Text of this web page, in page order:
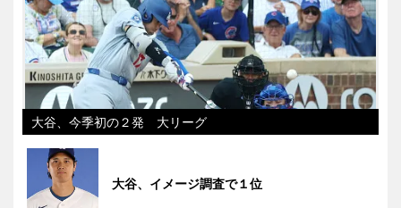
大谷、今季初の２発 大リーグ
大谷、イメージ調査で１位